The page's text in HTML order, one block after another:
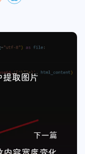
取图片
下一篇